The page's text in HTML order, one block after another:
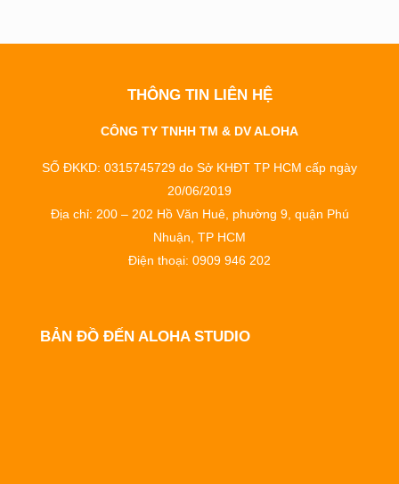
THÔNG TIN LIÊN HỆ
CÔNG TY TNHH TM & DV ALOHA
SỐ ĐKKD: 0315745729 do Sở KHĐT TP HCM cấp ngày
20/06/2019
Địa chỉ: 200 – 202 Hồ Văn Huê, phường 9, quận Phú
Nhuận, TP HCM
Điện thoại: 0909 946 202
BẢN ĐỒ ĐẾN ALOHA STUDIO